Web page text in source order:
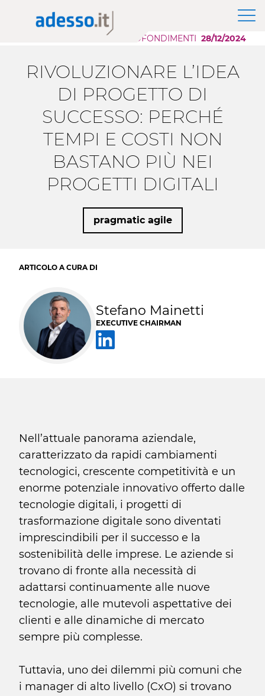
Il Gruppo adesso SE
Sponsorship
Modernizzazione Applicazioni
Sviluppo Applicazioni Low Code
Case History
Eventi
Press
APPROFONDIMENTI 28/12/2024
RIVOLUZIONARE L’IDEA
DI PROGETTO DI
SUCCESSO: PERCHÉ
TEMPI E COSTI NON
BASTANO PIÙ NEI
PROGETTI DIGITALI
pragmatic agile
ARTICOLO A CURA DI
Stefano Mainetti
EXECUTIVE CHAIRMAN
Nell’attuale panorama aziendale,
caratterizzato da rapidi cambiamenti
tecnologici, crescente competitività e un
enorme potenziale innovativo offerto dalle
tecnologie digitali, i progetti di
trasformazione digitale sono diventati
imprescindibili per il successo e la
sostenibilità delle imprese. Le aziende si
trovano di fronte alla necessità di
adattarsi continuamente alle nuove
tecnologie, alle mutevoli aspettative dei
clienti e alle dinamiche di mercato
sempre più complesse.
Tuttavia, uno dei dilemmi più comuni che
i manager di alto livello (CxO) si trovano